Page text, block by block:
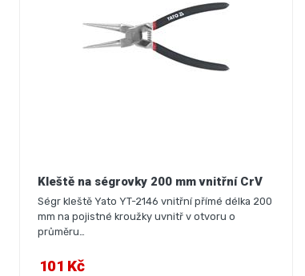
Kleště na ségrovky 200 mm vnitřní CrV
Ségr kleště Yato YT-2146 vnitřní přímé délka 200
mm na pojistné kroužky uvnitř v otvoru o
průměru…
101 Kč